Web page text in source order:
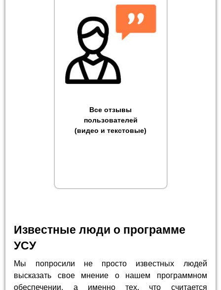
Все отзывы
пользователей
(видео и текстовые)
Известные люди о программе
УСУ
Мы попросили не просто известных людей
высказать свое мнение о нашем программном
обеспечении, а именно тех, что считается